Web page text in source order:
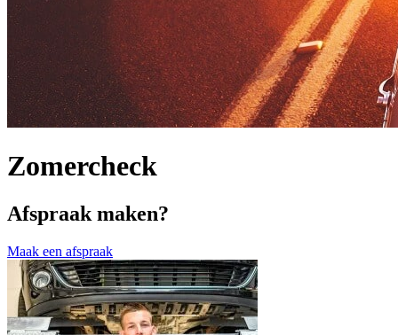
Zomercheck
Afspraak maken?
Maak een afspraak